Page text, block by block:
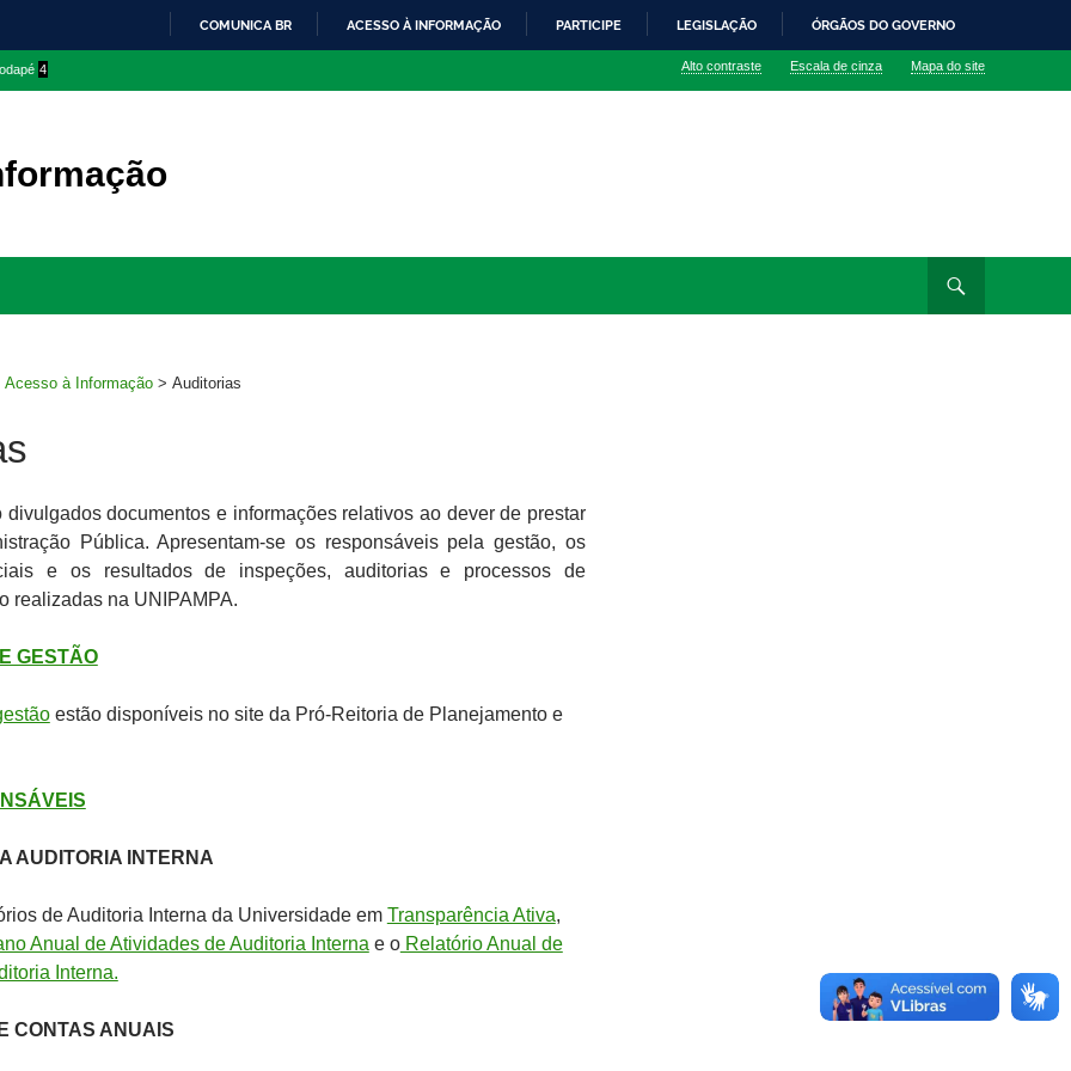
O
COMUNICA BR ACESSO À INFORMAÇÃO PARTICIPE LEGISLAÇÃO ÓRGÃOS DO GOVERNO
4 Alto contraste Escala de cinza Mapa do site
Acesso à Informação > Auditorias
divulgados documentos e informações relativos ao dever de prestar
Pública. Apresentam-se os responsáveis pela gestão, os
e os resultados de inspeções, auditorias e processos de
realizadas na UNIPAMPA.
GESTÃO
estão disponíveis no site da Pró-Reitoria de Planejamento e
AUDITORIA INTERNA
de Auditoria Interna da Universidade em Transparência Ativa,
Anual de Atividades de Auditoria Interna e oRelatório Anual de
Interna.
CONTAS ANUAIS